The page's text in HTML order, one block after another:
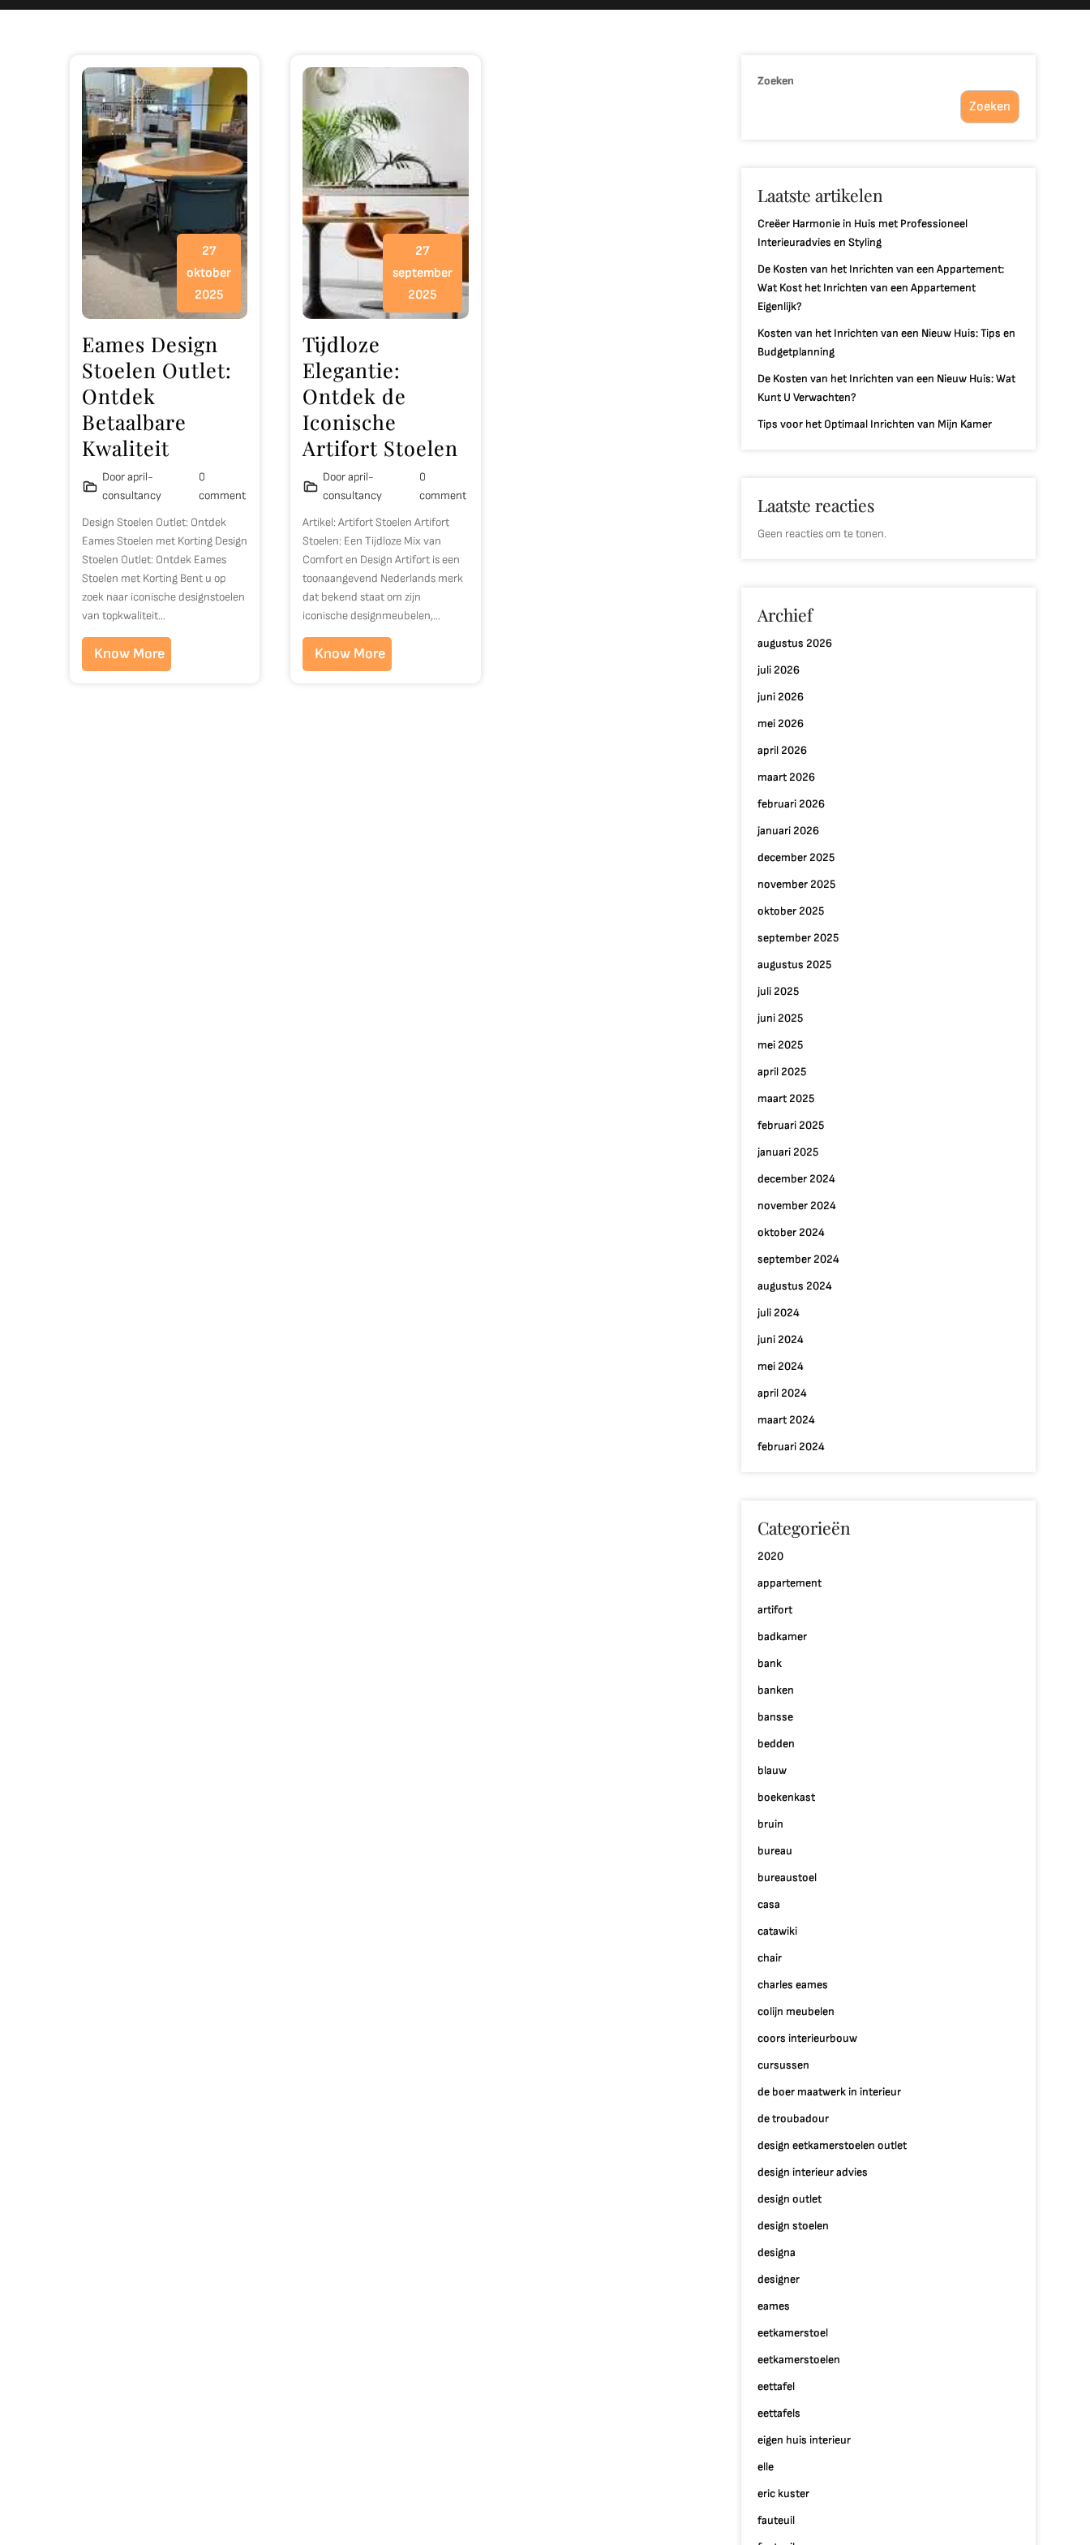
27
oktober
2025
Eames Design
Stoelen Outlet:
Ontdek
Betaalbare
Kwaliteit
Door april-
consultancy
0
comment
Design Stoelen Outlet: Ontdek
Eames Stoelen met Korting Design
Stoelen Outlet: Ontdek Eames
Stoelen met Korting Bent u op
zoek naar iconische designstoelen
van topkwaliteit…
Know More
27
september
2025
Tijdloze
Elegantie:
Ontdek de
Iconische
Artifort Stoelen
Door april-
consultancy
0
comment
Artikel: Artifort Stoelen Artifort
Stoelen: Een Tijdloze Mix van
Comfort en Design Artifort is een
toonaangevend Nederlands merk
dat bekend staat om zijn
iconische designmeubelen,…
Know More
Zoeken
Zoeken
Laatste artikelen
Creëer Harmonie in Huis met Professioneel
Interieuradvies en Styling
De Kosten van het Inrichten van een Appartement:
Wat Kost het Inrichten van een Appartement
Eigenlijk?
Kosten van het Inrichten van een Nieuw Huis: Tips en
Budgetplanning
De Kosten van het Inrichten van een Nieuw Huis: Wat
Kunt U Verwachten?
Tips voor het Optimaal Inrichten van Mijn Kamer
Laatste reacties
Geen reacties om te tonen.
Archief
augustus 2026
juli 2026
juni 2026
mei 2026
april 2026
maart 2026
februari 2026
januari 2026
december 2025
november 2025
oktober 2025
september 2025
augustus 2025
juli 2025
juni 2025
mei 2025
april 2025
maart 2025
februari 2025
januari 2025
december 2024
november 2024
oktober 2024
september 2024
augustus 2024
juli 2024
juni 2024
mei 2024
april 2024
maart 2024
februari 2024
Categorieën
2020
appartement
artifort
badkamer
bank
banken
bansse
bedden
blauw
boekenkast
bruin
bureau
bureaustoel
casa
catawiki
chair
charles eames
colijn meubelen
coors interieurbouw
cursussen
de boer maatwerk in interieur
de troubadour
design eetkamerstoelen outlet
design interieur advies
design outlet
design stoelen
designa
designer
eames
eetkamerstoel
eetkamerstoelen
eettafel
eettafels
eigen huis interieur
elle
eric kuster
fauteuil